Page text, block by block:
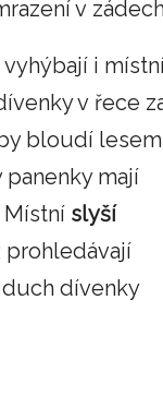
v
i
v řece
bloudí lesem
panenky mají
Místní slyší
prohledávají
dívenky